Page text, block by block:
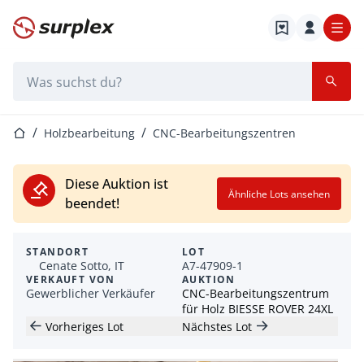
Startseite
StartseiteHolzbearbeitung CNC-Bearbeitungszentren
Diese Auktion ist
beendet!
Ähnliche Lots ansehen
STANDORT
Cenate Sotto, IT
VERKAUFT VON
Gewerblicher Verkäufer
LOT
A7-47909-1
AUKTION
CNC-Bearbeitungszentrum
für Holz BIESSE ROVER 24XL
Vorheriges Lot
Nächstes Lot